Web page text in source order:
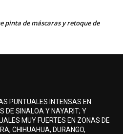
pinta de máscaras y retoque de
PUNTUALES INTENSAS EN
DE SINALOA Y NAYARIT; Y
MUY FUERTES EN ZONAS DE
CHIHUAHUA, DURANGO,